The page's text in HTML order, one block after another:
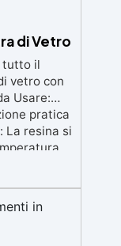
di Vetro
tutto il
vetro con
Usare:
pratica
La resina si
Adatto
di
agli agenti
Durabilità:
legno,